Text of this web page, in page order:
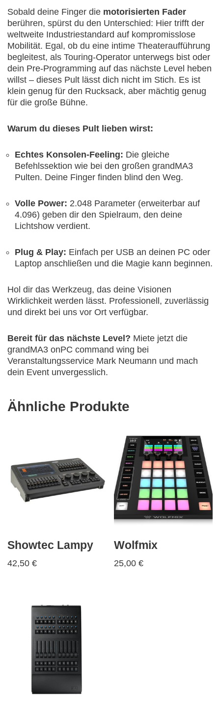
Sobald deine Finger die motorisierten Fader
berühren, spürst du den Unterschied: Hier trifft der
weltweite Industriestandard auf kompromisslose
Mobilität. Egal, ob du eine intime Theateraufführung
begleitest, als Touring-Operator unterwegs bist oder
dein Pre-Programming auf das nächste Level heben
willst – dieses Pult lässt dich nicht im Stich. Es ist
klein genug für den Rucksack, aber mächtig genug
für die große Bühne.
Warum du dieses Pult lieben wirst:
Echtes Konsolen-Feeling: Die gleiche
Befehlssektion wie bei den großen grandMA3
Pulten. Deine Finger finden blind den Weg.
Volle Power: 2.048 Parameter (erweiterbar auf
4.096) geben dir den Spielraum, den deine
Lichtshow verdient.
Plug & Play: Einfach per USB an deinen PC oder
Laptop anschließen und die Magie kann beginnen.
Hol dir das Werkzeug, das deine Visionen
Wirklichkeit werden lässt. Professionell, zuverlässig
und direkt bei uns vor Ort verfügbar.
Bereit für das nächste Level? Miete jetzt die
grandMA3 onPC command wing bei
Veranstaltungsservice Mark Neumann und mach
dein Event unvergesslich.
Ähnliche Produkte
Showtec Lampy
42,50 €
Wolfmix
25,00€